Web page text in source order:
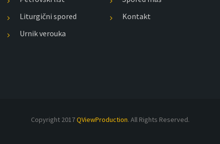
Liturgični spored
Kontakt
Urnik verouka
Copyright 2017QViewProduction. All Rights Reserved.